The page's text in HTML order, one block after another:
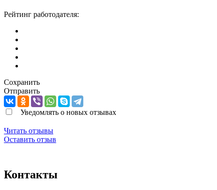
Рейтинг работодателя:
Сохранить
Отправить
Уведомлять о новых отзывах
Читать отзывы
Оставить отзыв
Контакты